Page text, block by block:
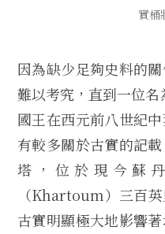
實桶
因為缺少足夠史料的
難以考究，直到一位
國王在西元前八世紀
有較多關於古實的記
塔，位於現今蘇
（Khartoum）三百
古實明顯極大地影響